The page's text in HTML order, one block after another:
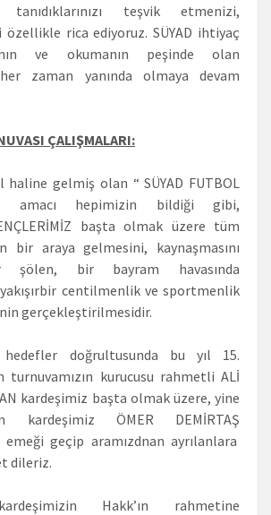
tanıdıklarınızı teşvik etmenizi,
rica ediyoruz. SÜYAD ihtiyaç
ve okumanın peşinde olan
her zaman yanında olmaya devam
ÇALIŞMALARI:
gelmiş olan “ SÜYAD FUTBOL
amacı hepimizin bildiği gibi,
başta olmak üzere tüm
bir araya gelmesini, kaynaşmasını
şölen, bir bayram havasında
yakışırbir centilmenlik ve sportmenlik
gerçekleştirilmesidir.
doğrultusunda bu yıl 15.
turnuvamızın kurucusu rahmetli ALİ
kardeşimiz başta olmak üzere, yine
kardeşimiz ÖMER DEMİRTAŞ
emeği geçip aramızdnan ayrılanlara
dileriz.
Hakk’ın rahmetine